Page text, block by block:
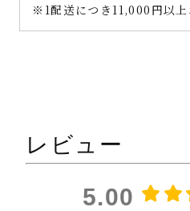
※1配送につき11,000円以
レビュー
5.00